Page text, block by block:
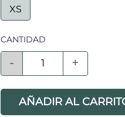
XS
CANTIDAD
- +
AÑADIR AL